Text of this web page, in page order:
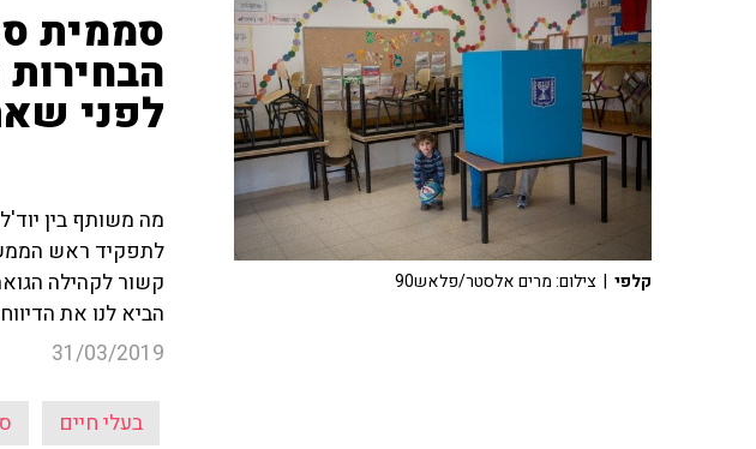
סממית
הבחירות
לפני
מה משותף בין
לתפקיד ראש
קשור לקהילה
הביא לנו את
31/03/2019
בעלי חיים
קלפי | צילום: מרים אלסטר/פלאש90